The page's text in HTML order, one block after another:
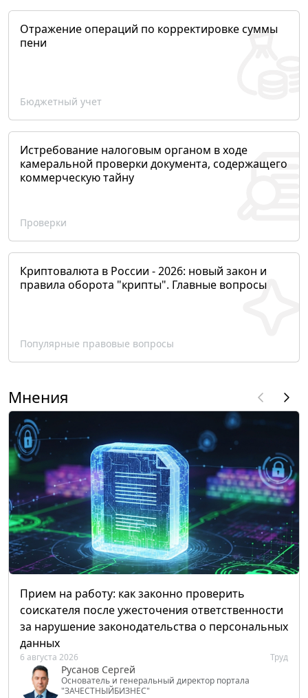
Отражение операций по корректировке суммы
пени
Бюджетный учет
Истребование налоговым органом в ходе
камеральной проверки документа, содержащего
коммерческую тайну
Проверки
Криптовалюта в России - 2026: новый закон и
правила оборота "крипты". Главные вопросы
Популярные правовые вопросы
Мнения
Прием на работу: как законно проверить
соискателя после ужесточения ответственности
за нарушение законодательства о персональных
данных
6 августа 2026 Труд
Русанов Сергей
Основатель и генеральный директор портала
"ЗАЧЕСТНЫЙБИЗНЕС"